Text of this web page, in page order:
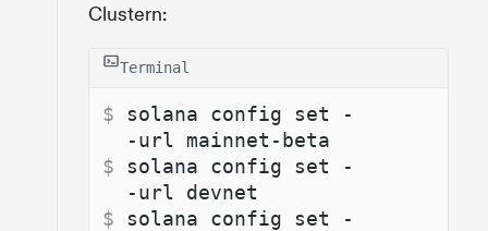
Clustern:
Terminal
$ solana config set -
-url mainnet-beta
$ solana config set -
-url devnet
$ solana config set -